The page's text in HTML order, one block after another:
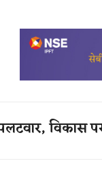
विकास